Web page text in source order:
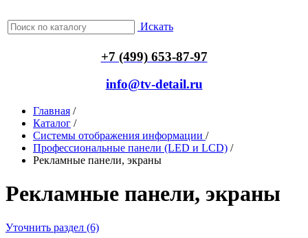
Искать
+7 (499) 653-87-97
info@tv-detail.ru
Главная /
Каталог /
Системы отображения информации /
Профессиональные панели (LED и LCD) /
Рекламные панели, экраны
Рекламные панели, экраны
Уточнить раздел (6)